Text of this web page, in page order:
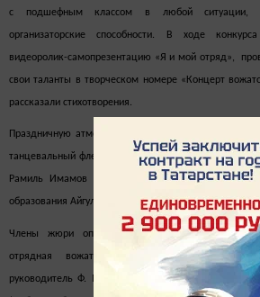
с подшефным классом в любой ситуации,
организаторские способности. В ходе
видеоролик-самопрезентацию «Я и мой отряд»,
свои таланты в творческом номере «Концерт
рассказали стихотворения.
Праздничную атмосферу мероприятия создали
танцевальный флешмоб, который провел педагог
Рамиль Имамов и музыкальное поздравление от
образования Айгуль Хаматвалеевой.
Члены жюри определили победителей в
отрядная вожатая» – Аида Куликова
руководитель Ф. Мингазутдинова), «Признание